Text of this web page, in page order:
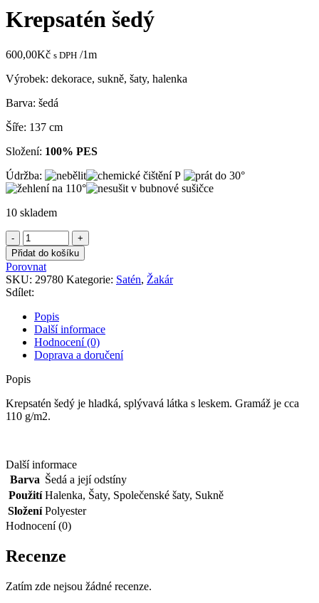
Krepsatén šedý
600,00Kč s DPH /1m
Výrobek: dekorace, sukně, šaty, halenka
Barva: šedá
Šíře: 137 cm
Složení: 100% PES
Údržba:
10 skladem
Krepsatén
šedý
množství
Přidat do košíku
Porovnat
SKU: 29780 Kategorie: Satén, Žakár
Sdílet:
Popis
Další informace
Hodnocení (0)
Doprava a doručení
Popis
Krepsatén šedý je hladká, splývavá látka s leskem. Gramáž je cca
110 g/m2.
Další informace
Barva Šedá a její odstíny
Použití Halenka, Šaty, Společenské šaty, Sukně
Složení Polyester
Hodnocení (0)
Recenze
Zatím zde nejsou žádné recenze.